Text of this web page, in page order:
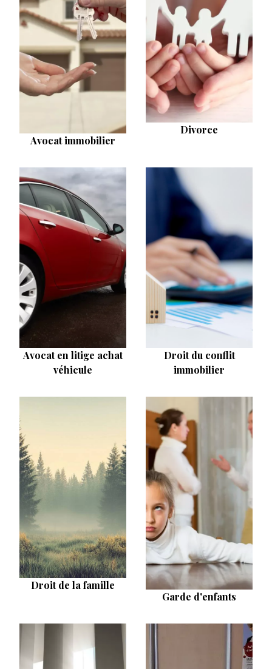
Avocat immobilier
Divorce
Avocat en litige achat
véhicule
Droit du conflit
immobilier
Droit de la famille
Garde d'enfants